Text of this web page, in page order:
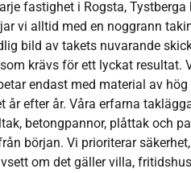
fastighet i Rogsta, Tystberga
vi alltid med en noggrann
bild av takets nuvarande
krävs för ett lyckat resultat.
endast med material av
år efter år. Våra erfarna
betongpannor, plåttak och
början. Vi prioriterar
om det gäller villa,